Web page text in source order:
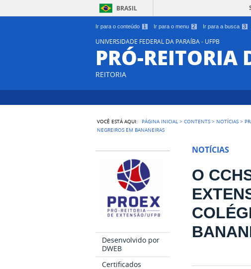
Ir para o conteúdo 1 Ir para o menu 2 Ir para a busca 3
BRASIL
UNIVERSIDADE FEDERAL DA PARAÍBA - UFPB
PRÓ-REITORIA
REITORIA
VOCÊ ESTÁ AQUI: PÁGINA INICIAL >CONTENTS > NOTÍCIAS >
NEGREIROS EM BANANEIRAS
Desenvolvido por
DWEB
Certificados
NOTÍCIAS
O